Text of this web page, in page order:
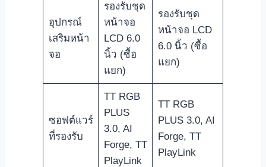
อุปกรณ์
เสริมหน้า
จอ
รองรับชุด
หน้าจอ
LCD 6.0
นิ้ว (ซื้อ
แยก)
รองรับชุด
หน้าจอ LCD
6.0 นิ้ว (ซื้อ
แยก)
ซอฟต์แวร์
ที่รองรับ
TT RGB
PLUS
3.0, AI
Forge, TT
PlayLink
TT RGB
PLUS 3.0, AI
Forge, TT
PlayLink